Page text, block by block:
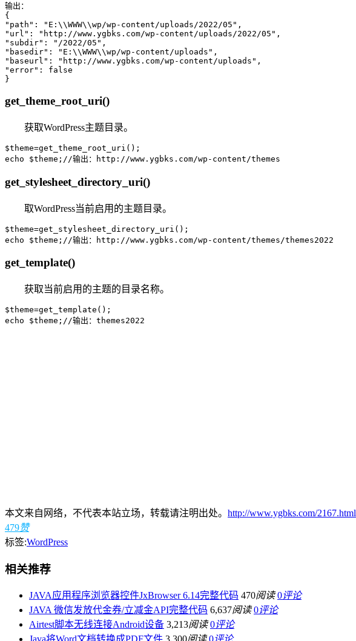
输出：
{
"path": "E:\\WWW\\wp/wp-content/uploads/2022/05",
"url": "http://www.ygbks.com/wp-content/uploads/2022/05",
"subdir": "/2022/05",
"basedir": "E:\\WWW\\wp/wp-content/uploads",
"baseurl": "http://www.ygbks.com/wp-content/uploads",
"error": false
get_theme_root_uri()
获取WordPress主题目录。
$theme=get_theme_root_uri();
echo $theme;//输出：http://www.ygbks.com/wp-content/themes
get_stylesheet_directory_uri()
取WordPress当前启用的主题目录。
$theme=get_stylesheet_directory_uri();
echo $theme;//输出：http://www.ygbks.com/wp-content/themes/themes2022
get_template()
获取当前启用的主题的目录名称。
$theme=get_template();
echo $theme;//输出：themes2022
本文来自网络，不代表本站立场，转载请注明出处。 http://www.ygbks.com/2167.html
479赞
标签:WordPress
相关推荐
JAVA应用程序浏览器控件JxBrowser 6.14完整代码 470阅读 0评论
JAVA 微信发放代金券/立减金API完整代码 6,637阅读 0评论
Airtest脚本无线连接Android设备 3,213阅读 0评论